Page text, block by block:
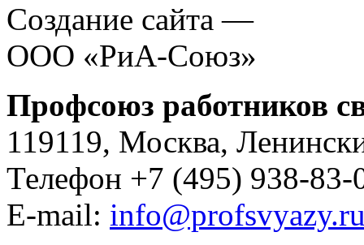
Создание сайта —
ООО «РиА-Союз»
Профсоюз работников
119119, Москва,
Телефон +7 (495) 938-
E-mail: